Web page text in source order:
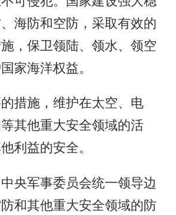
海防和空防，采取有效的
，保卫领陆、领水、领空
家海洋权益。
措施，维护在太空、电
其他重大安全领域的活
利益的安全。
央军事委员会统一领导边
和其他重大安全领域的防